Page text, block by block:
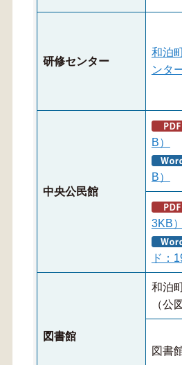
研修センター
和泊
ンタ
中央公民館
B）
B）
3KB）
ド：
図書館
和泊
（公
図書